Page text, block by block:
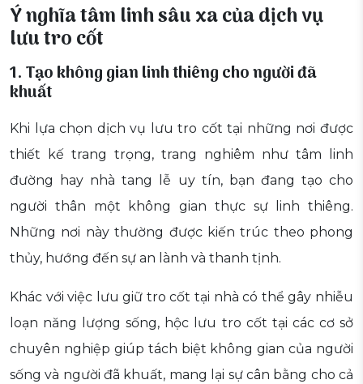
Ý nghĩa tâm linh sâu xa của dịch vụ
lưu tro cốt
1. Tạo không gian linh thiêng cho người đã
khuất
Khi lựa chọn dịch vụ lưu tro cốt tại những nơi được
thiết kế trang trọng, trang nghiêm như tâm linh
đường hay nhà tang lễ uy tín, bạn đang tạo cho
người thân một không gian thực sự linh thiêng.
Những nơi này thường được kiến trúc theo phong
thủy, hướng đến sự an lành và thanh tịnh.
Khác với việc lưu giữ tro cốt tại nhà có thể gây nhiễu
loạn năng lượng sống, hộc lưu tro cốt tại các cơ sở
chuyên nghiệp giúp tách biệt không gian của người
sống và người đã khuất, mang lại sự cân bằng cho cả